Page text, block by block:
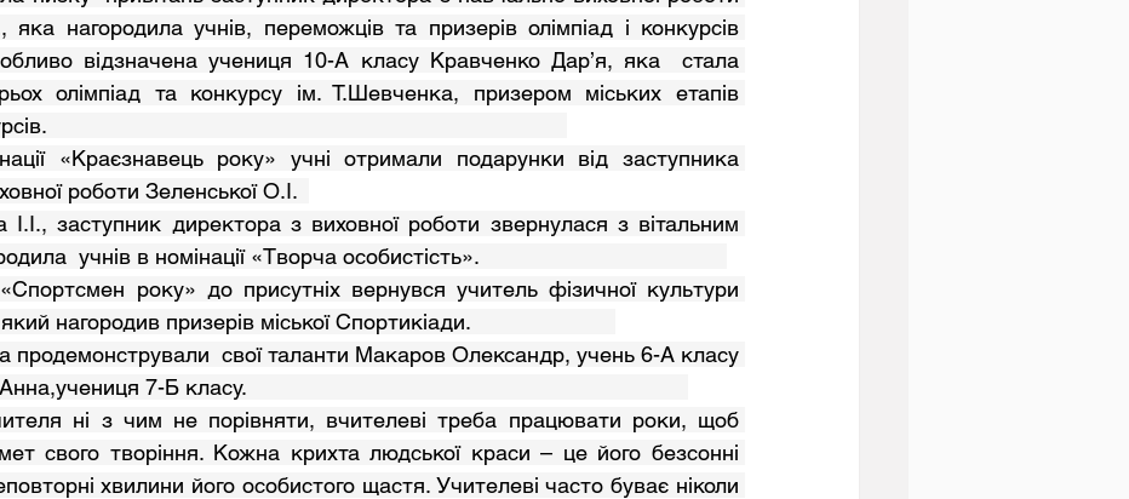
нагородила учнів, переможців та призерів олімпіад і конкурсів
відзначена учениця 10-А класу Кравченко Дар’я, яка  стала
олімпіад та конкурсу ім. Т.Шевченка, призером міських етапів
конкурсів.
роботи Зеленської О.І.
учнів в номінації «Творча особистість».
який нагородив призерів міської Спортикіади.
Анна,учениця 7-Б класу.
свого творіння. Кожна крихта людської краси – це його безсонні
хвилини його особистого щастя. Учителеві часто буває ніколи